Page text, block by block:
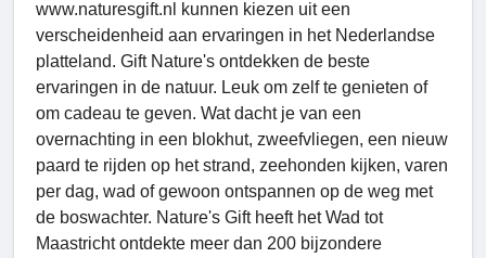
www.naturesgift.nl kunnen kiezen uit een
verscheidenheid aan ervaringen in het Nederlandse
platteland. Gift Nature's ontdekken de beste
ervaringen in de natuur. Leuk om zelf te genieten of
om cadeau te geven. Wat dacht je van een
overnachting in een blokhut, zweefvliegen, een nieuw
paard te rijden op het strand, zeehonden kijken, varen
per dag, wad of gewoon ontspannen op de weg met
de boswachter. Nature's Gift heeft het Wad tot
Maastricht ontdekte meer dan 200 bijzondere